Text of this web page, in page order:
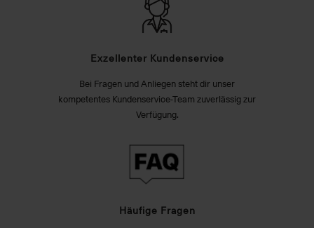
Exzellenter Kundenservice
Bei Fragen und Anliegen steht dir unser
kompetentes Kundenservice-Team zuverlässig zur
Verfügung.
Häufige Fragen